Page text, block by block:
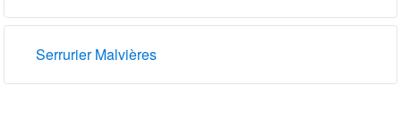
Serrurier Malvières